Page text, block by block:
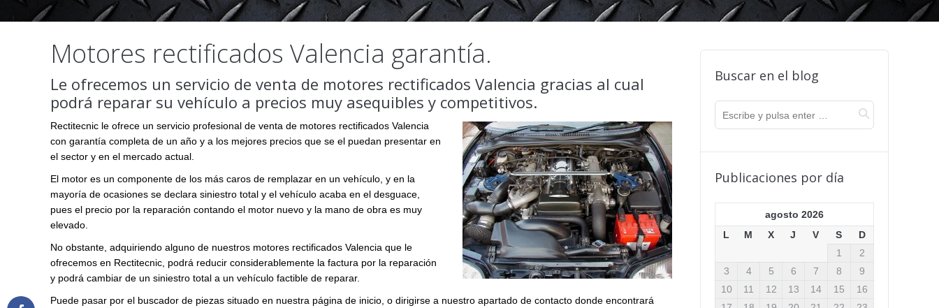
Motores rectificados Valencia garantía.
Le ofrecemos un servicio de venta de motores rectificados Valencia gracias al cual
podrá reparar su vehículo a precios muy asequibles y competitivos.
Rectitecnic le ofrece un servicio profesional de venta de motores rectificados Valencia
con garantía completa de un año y a los mejores precios que se el puedan presentar en
el sector y en el mercado actual.
El motor es un componente de los más caros de remplazar en un vehículo, y en la
mayoría de ocasiones se declara siniestro total y el vehículo acaba en el desguace,
pues el precio por la reparación contando el motor nuevo y la mano de obra es muy
elevado.
No obstante, adquiriendo alguno de nuestros motores rectificados Valencia que le
ofrecemos en Rectitecnic, podrá reducir considerablemente la factura por la reparación
y podrá cambiar de un siniestro total a un vehículo factible de reparar.
Puede pasar por el buscador de piezas situado en nuestra página de inicio, o dirigirse a nuestro apartado de contacto donde encontrará
Buscar en el blog
Publicaciones por día
agosto 2026
L
M X J V S
D
1
2
3
4 5 6 7 8
9
10
11 12 13 14 15
16